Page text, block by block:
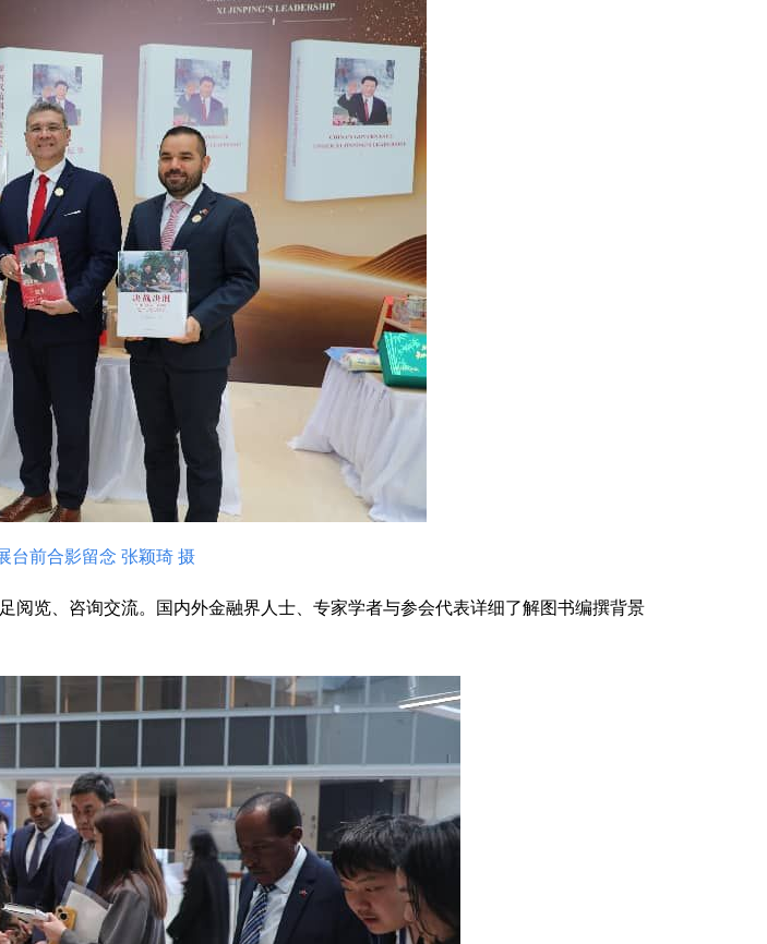
台前合影留念 张颖琦 摄
览、咨询交流。国内外金融界人士、专家学者与参会代表详细了解图书编撰背景